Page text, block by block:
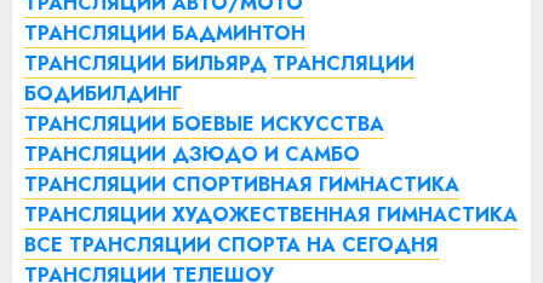
ТРАНСЛЯЦИИ БАДМИНТОН
ТРАНСЛЯЦИИ БИЛЬЯРД ТРАНСЛЯЦИИ
БОДИБИЛДИНГ
ТРАНСЛЯЦИИ БОЕВЫЕ ИСКУССТВА
ТРАНСЛЯЦИИ ДЗЮДО И САМБО
ТРАНСЛЯЦИИ СПОРТИВНАЯ ГИМНАСТИКА
ТРАНСЛЯЦИИ ХУДОЖЕСТВЕННАЯ ГИМНАСТИКА
ВСЕ ТРАНСЛЯЦИИ СПОРТА НА СЕГОДНЯ
ТРАНСЛЯЦИИ ТЕЛЕШОУ